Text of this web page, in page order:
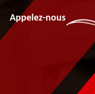
Appelez-nous